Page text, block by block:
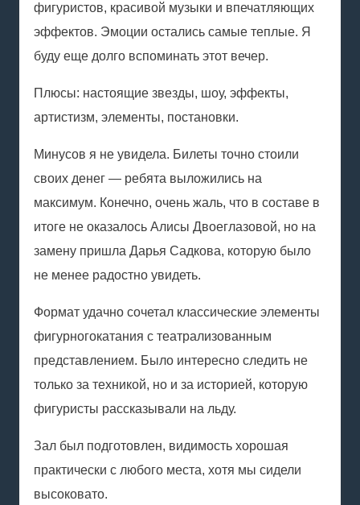
фигуристов, красивой музыки и впечатляющих
эффектов. Эмоции остались самые теплые. Я
буду еще долго вспоминать этот вечер.
Плюсы: настоящие звезды, шоу, эффекты,
артистизм, элементы, постановки.
Минусов я не увидела. Билеты точно стоили
своих денег — ребята выложились на
максимум. Конечно, очень жаль, что в составе в
итоге не оказалось Алисы Двоеглазовой, но на
замену пришла Дарья Садкова, которую было
не менее радостно увидеть.
Формат удачно сочетал классические элементы
фигурногокатания с театрализованным
представлением. Было интересно следить не
только за техникой, но и за историей, которую
фигуристы рассказывали на льду.
Зал был подготовлен, видимость хорошая
практически с любого места, хотя мы сидели
высоковато.